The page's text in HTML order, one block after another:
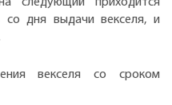
со дня выдачи векселя, и
векселя со сроком